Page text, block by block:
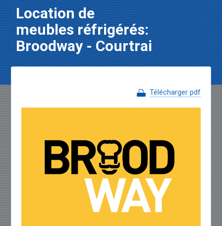
Location de
meubles réfrigérés:
Broodway - Courtrai
Télécharger pdf